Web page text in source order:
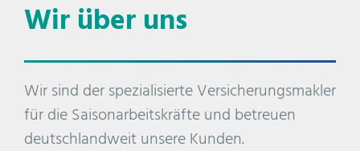
Wir über uns
Wir sind der spezialisierte Versicherungsmakler
für die Saisonarbeitskräfte und betreuen
deutschlandweit unsere Kunden.